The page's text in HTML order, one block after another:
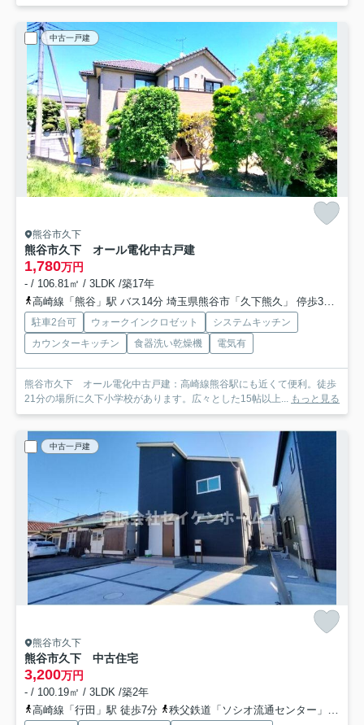
中古一戸建
熊谷市久下
熊谷市久下 オール電化中古戸建
1,780万円
- / 106.81㎡ / 3LDK /築17年
高崎線「熊谷」駅 バス14分 埼玉県熊谷市「久下熊久」 停歩3分
駐車2台可 ウォークインクロゼット
システムキッチン
カウンターキッチン
食器洗い乾燥機 電気有
熊谷市久下 オール電化中古戸建：高崎線熊谷駅にも近くて便利。徒歩
21分の場所に久下小学校があります。広々とした15帖以上... もっと見る
中古一戸建
熊谷市久下
熊谷市久下 中古住宅
3,200万円
- / 100.19㎡ / 3LDK /築2年
高崎線「行田」駅 徒歩7分
秩父鉄道「ソシオ流通センター」駅 バス16分 埼玉県熊谷市「久下三丁目」 停歩3分